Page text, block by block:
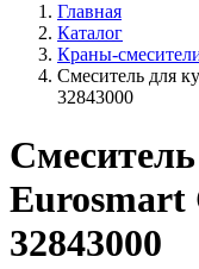
Главная
Каталог
Краны-
Смеситель для
32843000
Eurosmart
32843000